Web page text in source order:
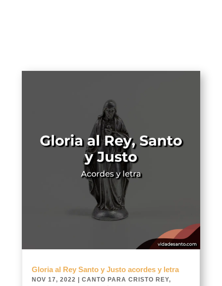
Gloria al Rey Santo y Justo acordes y letra
NOV 17, 2022 CANTO PARA CRISTO REY,